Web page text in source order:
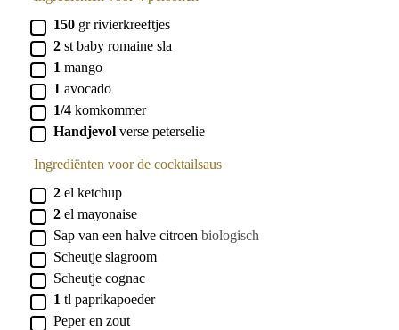
▢
150 gr rivierkreeftjes
▢
2 st baby romaine sla
▢
1 mango
▢
1 avocado
▢
1/4 komkommer
▢
Handjevol verse peterselie
Ingrediënten voor de cocktailsaus
▢
2 el ketchup
▢
2 el mayonaise
▢
Sap van een halve citroen biologisch
▢
Scheutje slagroom
▢
Scheutje cognac
▢
1 tl paprikapoeder
▢
Peper en zout